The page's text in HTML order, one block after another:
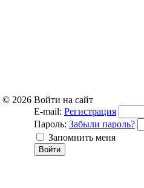
Войти на сайт
E-mail: Регистрация
Пароль: Забыли пароль?
Запомнить меня
© 2026